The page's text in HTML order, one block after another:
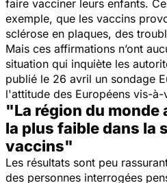
faire vacciner leurs enfants.
exemple, que les vaccins
sclérose en plaques, des
Mais ces affirmations n’ont
situation qui inquiète les
publié le 26 avril un sondage
l'attitude des Européens vis-
"La région du monde
la plus faible dans la
vaccins"
Les résultats sont peu
des personnes interrogées